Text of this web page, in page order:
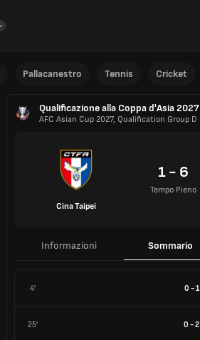
Pallacanestro Tennis Cricket
Qualificazione alla Coppa d'Asia 2027
AFC Asian Cup 2027, Qualification Group D
Cina Taipei
1 - 6
Tempo Pieno
Informazioni Sommario
4' 0 - 1
25' 0 - 2